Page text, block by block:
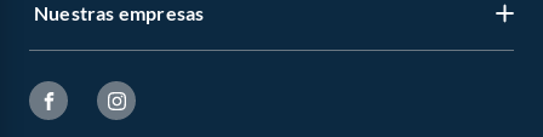
Nuestras empresas